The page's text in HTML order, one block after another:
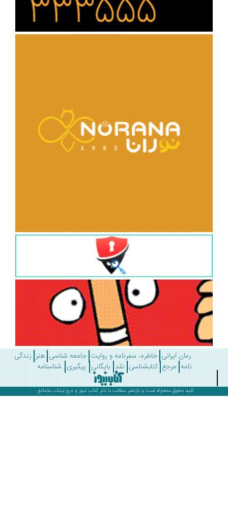
رمان ایرانی خاطره، سفرنامه و روایت جامعه شناسی هنر زندگی
مرجع کتابشناسی نقد بایگانی پیگیری شناسنامه
کلیه حقوق محفوظ است و بازنشر مطالب با ذکرکتاب نیوزو درج لینک، بلامانع .